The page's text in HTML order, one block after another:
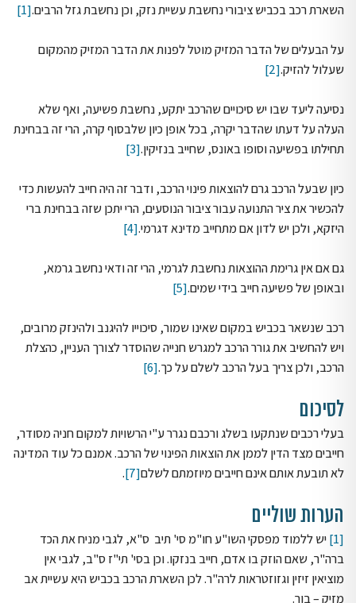
השארת רכב בכביש ציבורי נחשבת עשיית נזק, וכן נחשבת גזל הרבים.[1]
על הבעלים של הדבר המזיק מוטל לפנות את הדבר המזיק מהמקום
שעלול להזיק.[2]
נסיעה ליעד שבו יש סיכויים שהרכב יתקע, נחשבת פשיעה, ואף שלא
העלה על דעתו שהדבר יקרה, בכל אופן כיון שלבסוף קרה, הרי זה בבחינת
תחילתו בפשיעה וסופו באונס, שחייב בנזיקין.[3]
כיון שבעל הרכב גרם להוצאות פינוי הרכב, ודבר זה היה חייב להעשות כדי
להכשיר את ציר התנועה עבור ציבור הנוסעים, הרי יתכן שזה בבחינת ברי
היזקא, ולכן יש לדון אם מתחייב מדינא דגרמי.[4]
גם אם אין גרימת ההוצאות נחשבת לגרמי, הרי זה ודאי נחשב גרמא,
ובאופן של פשיעה חייב בידי שמים.[5]
רכב שנשאר בכביש במקום שאינו שמור, סיכוייו להיגנב ולהינזק מרובים,
ויש להחשיב את גורר הרכב למגרש חנייה שהוסדר לצורך העניין, כהצלת
הרכב, ולכן צריך בעל הרכב לשלם על כך.[6]
לסיכום
בעלי רכבים שנתקעו בשלג ורכבם נגרר ע"י הרשויות למקום חניה מסודר,
חייבים מצד הדין לממן את הוצאות הפינוי של הרכב. אמנם כל עוד המדינה
לא תובעת אותם אינם חייבים מיוזמתם לשלם[7]
.
הערות שוליים
[1]
יש ללמוד מפסקי השו"ע חו"מ סי' תיב ס"א, לגבי מניח את הכד
ברה"ר, שאם הוזק בו אדם, חייב בנזקו. וכן בסי' תי"ז ס"ב, לגבי אין
מוציאין זיזין וגזוזטראות לרה"ר. לכן השארת הרכב בכביש היא עשיית אב
מזיק – בור.